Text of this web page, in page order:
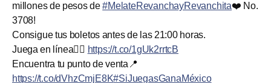
millones de pesos de#MelateRevanchayRevanchita❤️ No.
3708!
Consigue tus boletos antes de las 21:00 horas.
Juega en línea👉🏽 https://t.co/1gUk2rrtcB
Encuentra tu punto de venta📍
https://t.co/dVhzCmjE8K#SiJuegasGanaMéxico